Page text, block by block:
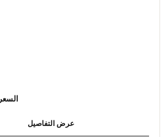
السعر
عرض التفاصيل